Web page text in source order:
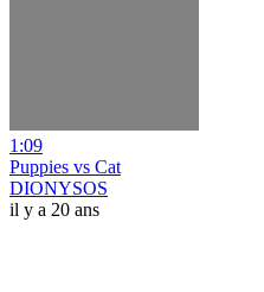
1:09
Puppies vs Cat
DIONYSOS
il y a 20 ans